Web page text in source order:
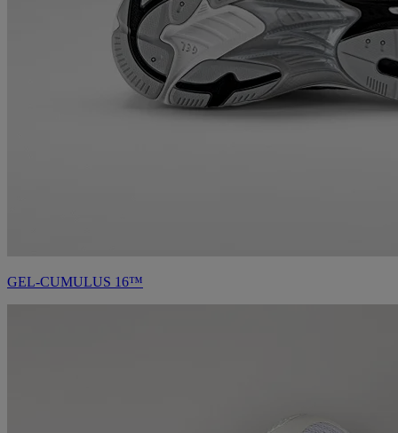
GEL-CUMULUS 16™